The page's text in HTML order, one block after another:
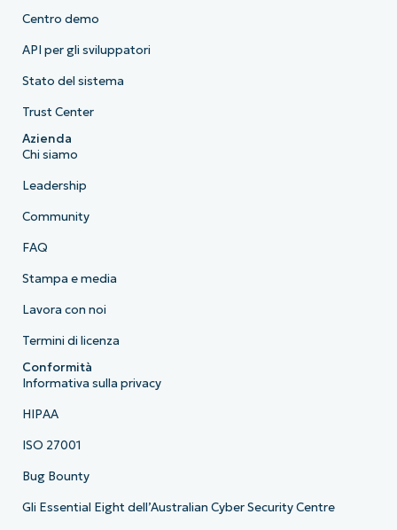
Centro demo
API per gli sviluppatori
Stato del sistema
Trust Center
Azienda
Chi siamo
Leadership
Community
FAQ
Stampa e media
Lavora con noi
Termini di licenza
Conformità
Informativa sulla privacy
HIPAA
ISO 27001
Bug Bounty
Gli Essential Eight dell’Australian Cyber Security Centre